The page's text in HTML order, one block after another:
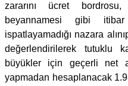
zararını ücret
beyannamesi gibi
ispatlayamadığı nazara
değerlendirilerek tutuklu
büyükler için geçerli net
yapmadan hesaplanacak